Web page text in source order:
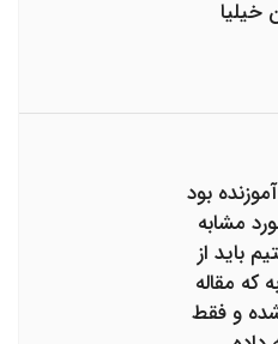
خیلیا
بود
مشابه
باید از
که مقاله
و فقط